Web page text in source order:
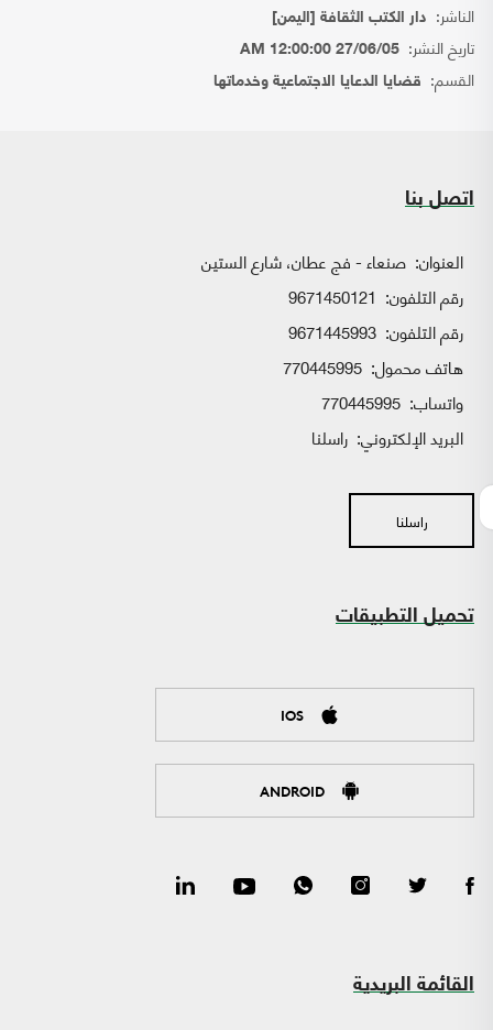
الناشر: دار الكتب الثقافة [اليمن]
تاريخ النشر: 27/06/05 12:00:00 AM
القسم: قضايا الدعايا الاجتماعية وخدماتها
اتصل بنا
العنوان: صنعاء - فج عطان، شارع الستين
رقم التلفون: 9671450121
رقم التلفون: 9671445993
هاتف محمول: 770445995
واتساب:
البريد الإلكتروني: راسلنا
راسلنا
تحميل التطبيقات
IOS
ANDROID
القائمة البريدية